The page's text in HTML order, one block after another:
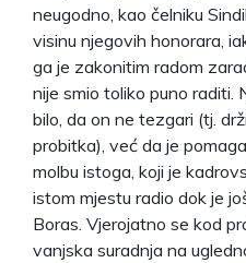
neugodno, kao čelniku
visinu njegovih honorara,
ga je zakonitim radom
nije smio toliko puno raditi.
bilo, da on ne tezgari (tj.
probitka), već da je
molbu istoga, koji je
istom mjestu radio dok je
Boras. Vjerojatno se kod
vanjska suradnja na